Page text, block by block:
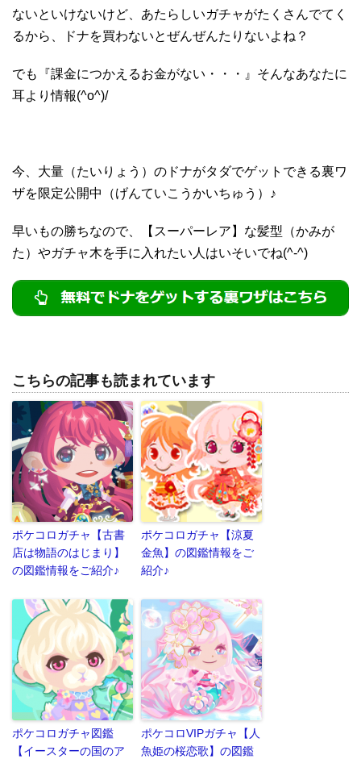
ないといけないけど、あたらしいガチャがたくさんでてく
るから、ドナを買わないとぜんぜんたりないよね？
でも『課金につかえるお金がない・・・』そんなあなたに
耳より情報(^o^)/
今、大量（たいりょう）のドナがタダでゲットできる裏ワ
ザを限定公開中（げんていこうかいちゅう）♪
早いもの勝ちなので、【スーパーレア】な髪型（かみが
た）やガチャ木を手に入れたい人はいそいでね(^-^)
こちらの記事も読まれています
ポケコロガチャ【古書
店は物語のはじまり】
の図鑑情報をご紹介♪
ポケコロガチャ【涼夏
金魚】の図鑑情報をご
紹介♪
ポケコロガチャ図鑑
【イースターの国のア
ポケコロVIPガチャ【人
魚姫の桜恋歌】の図鑑